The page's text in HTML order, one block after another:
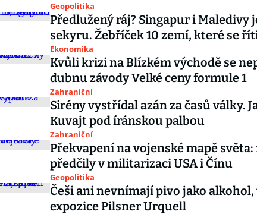
Geopolitika
Předlužený ráj? Singapur i Maledivy
sekyru. Žebříček 10 zemí, které se
Ekonomika
Kvůli krizi na Blízkém východě se
dubnu závody Velké ceny formule 1
Zahraniční
Sirény vystřídal azán za časů války.
Kuvajt pod íránskou palbou
Zahraniční
Překvapení na vojenské mapě
předčily v militarizaci USA i Čínu
Geopolitika
Češi ani nevnímají pivo jako
expozice Pilsner Urquell